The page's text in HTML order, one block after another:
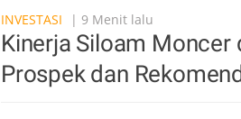
INVESTASI | 9 Menit lalu
Kinerja Siloam Moncer
Prospek dan